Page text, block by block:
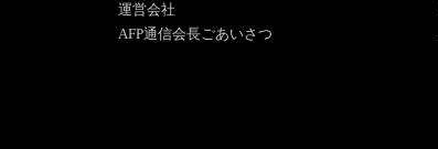
運営会社
AFP通信会長ごあいさつ